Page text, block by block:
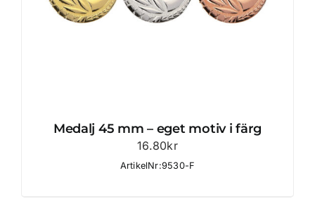
Medalj 45 mm – eget motiv i färg
16.80kr
ArtikelNr:9530-F